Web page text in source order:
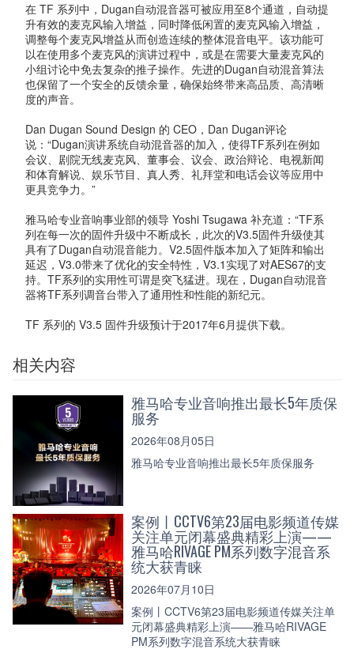
在 TF 系列中，Dugan自动混音器可被应用至8个通道，自动提
升有效的麦克风输入增益，同时降低闲置的麦克风输入增益，
调整每个麦克风增益从而创造连续的整体混音电平。该功能可
以在使用多个麦克风的演讲过程中，或是在需要大量麦克风的
小组讨论中免去复杂的推子操作。先进的Dugan自动混音算法
也保留了一个安全的反馈余量，确保始终带来高品质、高清晰
度的声音。
Dan Dugan Sound Design 的 CEO，Dan Dugan评论
说：“Dugan演讲系统自动混音器的加入，使得TF系列在例如
会议、剧院无线麦克风、董事会、议会、政治辩论、电视新闻
和体育解说、娱乐节目、真人秀、礼拜堂和电话会议等应用中
更具竞争力。”
雅马哈专业音响事业部的领导 Yoshi Tsugawa 补充道：“TF系
列在每一次的固件升级中不断成长，此次的V3.5固件升级使其
具有了Dugan自动混音能力。V2.5固件版本加入了矩阵和输出
延迟，V3.0带来了优化的安全特性，V3.1实现了对AES67的支
持。TF系列的实用性可谓是突飞猛进。现在，Dugan自动混音
器将TF系列调音台带入了通用性和性能的新纪元。
TF 系列的 V3.5 固件升级预计于2017年6月提供下载。
相关内容
雅马哈专业音响推出最长5年质保
服务
2026年08月05日
雅马哈专业音响推出最长5年质保服务
案例丨CCTV6第23届电影频道传媒
关注单元闭幕盛典精彩上演——
雅马哈RIVAGE PM系列数字混音系
统大获青睐
2026年07月10日
案例丨CCTV6第23届电影频道传媒关注单
元闭幕盛典精彩上演——雅马哈RIVAGE
PM系列数字混音系统大获青睐